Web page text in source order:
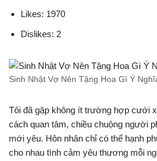
Likes: 1970
Dislikes: 2
Sinh Nhật Vợ Nên Tặng Hoa Gì Ý
Tôi đã gặp không ít trường hợp cưới
cách quan tâm, chiều chuộng người
mới yêu. Hôn nhân chỉ có thể hạnh
cho nhau tình cảm yêu thương mỗi